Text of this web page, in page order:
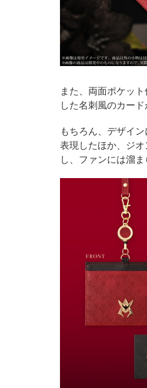
また、両面ポケッ
した名刺風のカー
もちろん、デザイ
表現したほか、ジ
し、ファンには溜